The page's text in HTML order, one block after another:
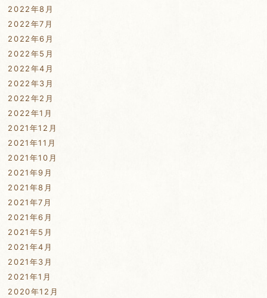
2022年8月
2022年7月
2022年6月
2022年5月
2022年4月
2022年3月
2022年2月
2022年1月
2021年12月
2021年11月
2021年10月
2021年9月
2021年8月
2021年7月
2021年6月
2021年5月
2021年4月
2021年3月
2021年1月
2020年12月